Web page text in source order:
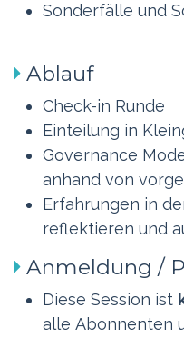
Sonderfälle und
Ablauf
Check-in Runde
Einteilung in
Governance
anhand von
Erfahrungen in
reflektieren und
Anmeldung /
​Diese Session ist
alle Abonnenten